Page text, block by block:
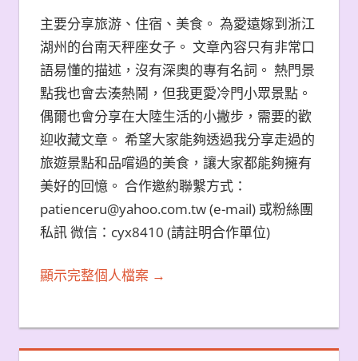
主要分享旅游、住宿、美食。 為愛遠嫁到浙江
湖州的台南天秤座女子。 文章內容只有非常口
語易懂的描述，沒有深奧的專有名詞。 熱門景
點我也會去湊熱鬧，但我更愛冷門小眾景點。
偶爾也會分享在大陸生活的小撇步，需要的歡
迎收藏文章。 希望大家能夠透過我分享走過的
旅遊景點和品嚐過的美食，讓大家都能夠擁有
美好的回憶。 合作邀約聯繫方式：
patienceru@yahoo.com.tw (e-mail) 或粉絲團
私訊 微信：cyx8410 (請註明合作單位)
顯示完整個人檔案 →